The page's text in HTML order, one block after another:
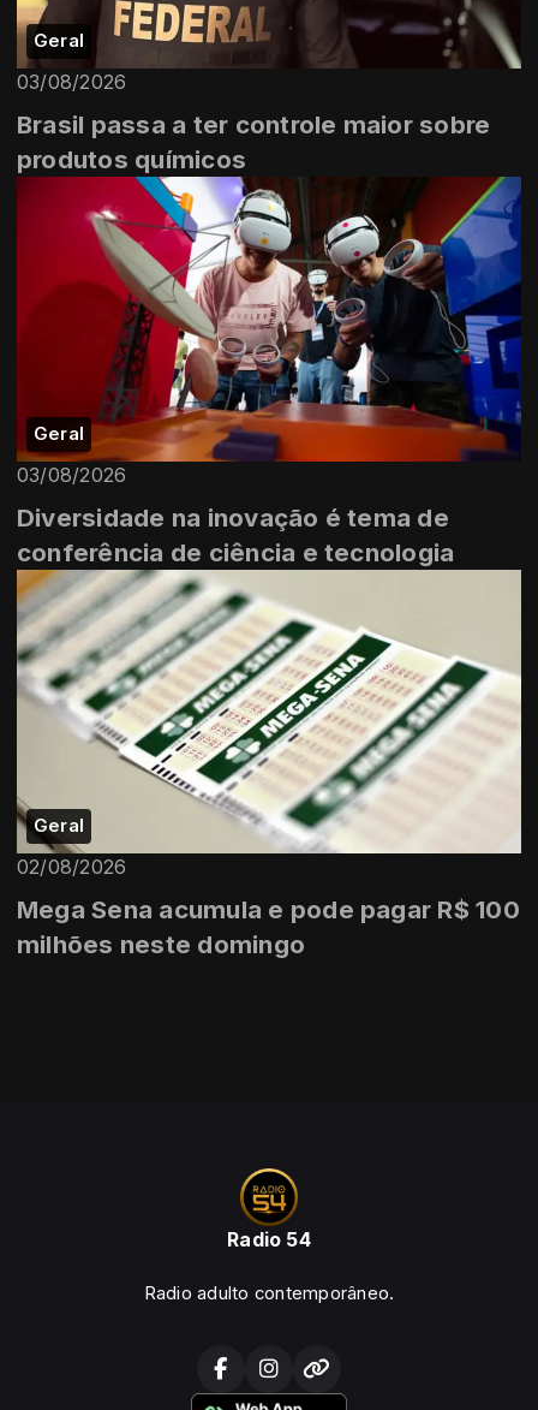
Geral
03/08/2026
Brasil passa a ter controle maior sobre
produtos químicos
Geral
03/08/2026
Diversidade na inovação é tema de
conferência de ciência e tecnologia
Geral
02/08/2026
Mega Sena acumula e pode pagar R$ 100
milhões neste domingo
Radio 54
Radio adulto contemporâneo.